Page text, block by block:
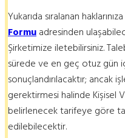
Yukarıda sıralanan
Formuadresinden
Şirketimize iletebilirsiniz.
sürede ve en geç otuz gün
sonuçlandırılacaktır; ancak
gerektirmesi halinde Kişisel
belirlenecek tarifeye göre
edilebilecektir.